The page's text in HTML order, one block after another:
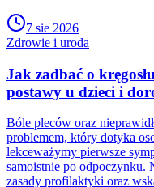
7 sie 2026
Zdrowie i uroda
Jak zadbać o
postawy u dzieci i
Bóle pleców oraz
problemem, który dotyka
lekceważymy pierwsze
samoistnie po odpoczynku.
zasady profilaktyki oraz